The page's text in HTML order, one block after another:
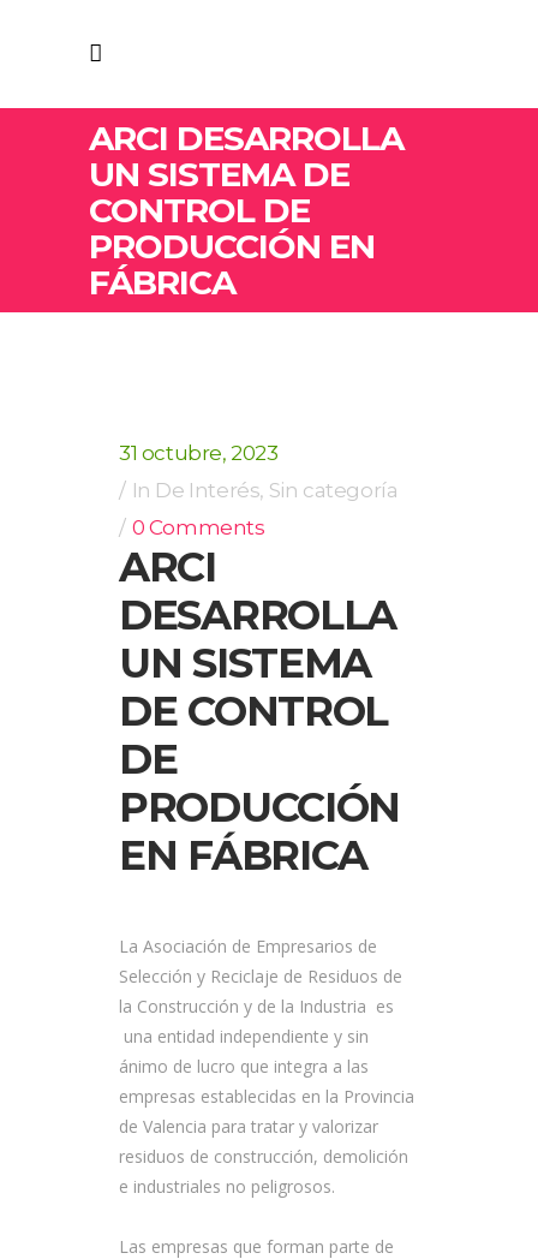
ARCI DESARROLLA
UN SISTEMA DE
CONTROL DE
PRODUCCIÓN EN
FÁBRICA
31 octubre, 2023
In De Interés, Sin categoría
0 Comments
ARCI
DESARROLLA
UN SISTEMA
DE CONTROL
DE
PRODUCCIÓN
EN FÁBRICA
La Asociación de Empresarios de
Selección y Reciclaje de Residuos de
la Construcción y de la Industria es
una entidad independiente y sin
ánimo de lucro que integra a las
empresas establecidas en la Provincia
de Valencia para tratar y valorizar
residuos de construcción, demolición
e industriales no peligrosos.
Las empresas que forman parte de